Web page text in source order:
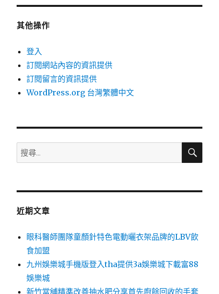
其他操作
登入
訂閱網站內容的資訊提供
訂閱留言的資訊提供
WordPress.org 台灣繁體中文
搜
尋
鍵
搜
近期文章
眼科醫師團隊童顏針特色電動曬衣架品牌的LBV飲
食加盟
九州娛樂城手機版登入tha提供3a娛樂城下載富88
娛樂城
新竹當舖精準改善抽水肥分享首先廚餘回收的手套